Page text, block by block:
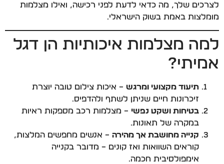
לצרכים שלך, מה כדאי לדעת לפני רכישה, ואילו מצלמות
מומלצות באמת בשוק הישראלי.
למה מצלמות איכותיות הן דגל
אמיתי?
תיעוד מקצועי ומרגש – איכות צילום טובה יוצרת
זיכרונות חיים שניתן לשתף ולהדפיס.
בטיחות ושקט נפשי – מצלמות רכב מספקות ראיות
במקרה של תאונות.
קנייה מחושבת אך מהירה – אנשים מחפשים המלצות,
קוראים השוואות ואז קונים – מדובר בקנייה
אימפולסיבית חכמה.